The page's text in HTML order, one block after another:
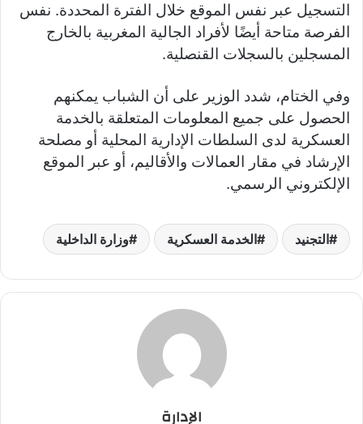
التسجيل عبر نفس الموقع خلال الفترة المحددة. نفس
الفرصة متاحة أيضًا لأفراد الجالية المغربية بالخارج
المسجلين بالسجلات القنصلية.
وفي الختام، شدد الوزير على أن الشباب يمكنهم
الحصول على جميع المعلومات المتعلقة بالخدمة
العسكرية لدى السلطات الإدارية المحلية أو مصلحة
الإرشاد في مقار العمالات والأقاليم، أو عبر الموقع
الإلكتروني الرسمي.
التجنيد الخدمة العسكرية وزارة الداخلية
الإدارة